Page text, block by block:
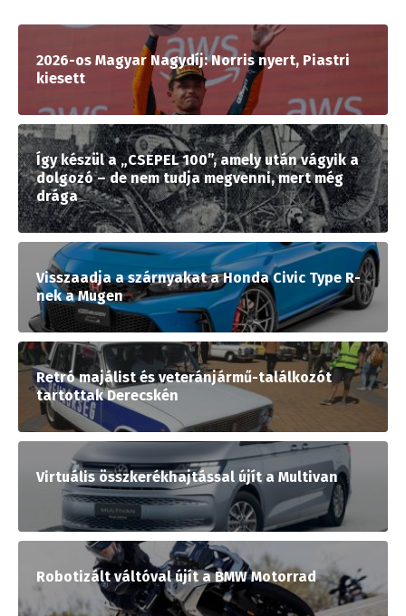
2026-os Magyar Nagydíj: Norris nyert, Piastri
kiesett
Így készül a „CSEPEL 100”, amely után vágyik a
dolgozó – de nem tudja megvenni, mert még
drága
Visszaadja a szárnyakat a Honda Civic Type R-
nek a Mugen
Retró majálist és veteránjármű-találkozót
tartottak Derecskén
Virtuális összkerékhajtással újít a Multivan
Robotizált váltóval újít a BMW Motorrad